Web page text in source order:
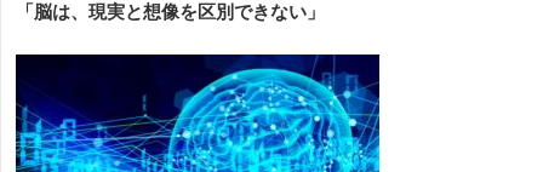
「脳は、現実と想像を区別できない」